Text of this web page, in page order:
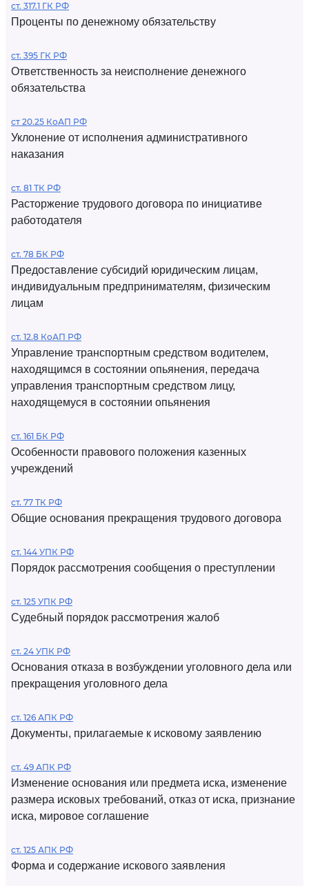
ст. 317.1 ГК РФ
Проценты по денежному обязательству
ст. 395 ГК РФ
Ответственность за неисполнение денежного
обязательства
ст 20.25 КоАП РФ
Уклонение от исполнения административного
наказания
ст. 81 ТК РФ
Расторжение трудового договора по инициативе
работодателя
ст. 78 БК РФ
Предоставление субсидий юридическим лицам,
индивидуальным предпринимателям, физическим
лицам
ст. 12.8 КоАП РФ
Управление транспортным средством водителем,
находящимся в состоянии опьянения, передача
управления транспортным средством лицу,
находящемуся в состоянии опьянения
ст. 161 БК РФ
Особенности правового положения казенных
учреждений
ст. 77 ТК РФ
Общие основания прекращения трудового договора
ст. 144 УПК РФ
Порядок рассмотрения сообщения о преступлении
ст. 125 УПК РФ
Судебный порядок рассмотрения жалоб
ст. 24 УПК РФ
Основания отказа в возбуждении уголовного дела или
прекращения уголовного дела
ст. 126 АПК РФ
Документы, прилагаемые к исковому заявлению
ст. 49 АПК РФ
Изменение основания или предмета иска, изменение
размера исковых требований, отказ от иска, признание
иска, мировое соглашение
ст. 125 АПК РФ
Форма и содержание искового заявления